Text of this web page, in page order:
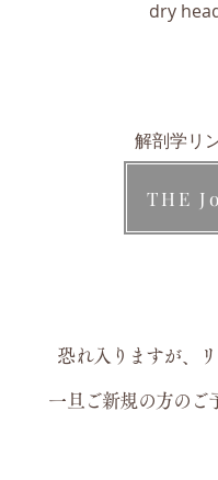
dry
解剖学リ
THE
恐れ入りますが、
一旦ご新規の方のご